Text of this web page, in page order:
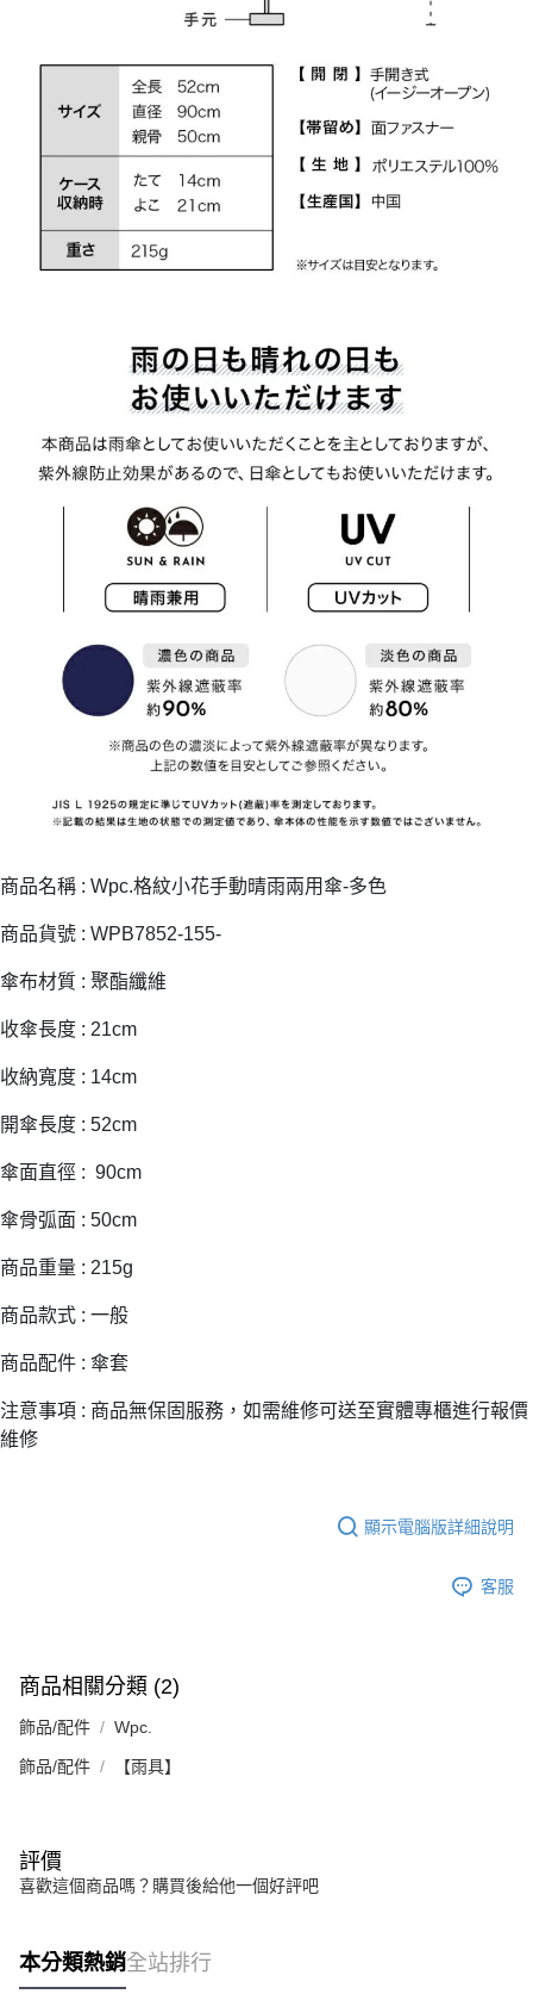
商品名稱 : Wpc.格紋小花手動晴雨兩用傘-多色
商品貨號 : WPB7852-155-
傘布材質 : 聚酯纖維
收傘長度 : 21cm
收納寬度 : 14cm
開傘長度 : 52cm
傘面直徑 : 90cm
傘骨弧面 : 50cm
商品重量 : 215g
商品款式 : 一般
商品配件 : 傘套
注意事項 : 商品無保固服務，如需維修可送至實體專櫃進行報價
維修
顯示電腦版詳細說明
客服
商品相關分類 (2)
飾品/配件 Wpc.
飾品/配件 【雨具】
評價
喜歡這個商品嗎？購買後給他一個好評吧
本分類熱銷全站排行